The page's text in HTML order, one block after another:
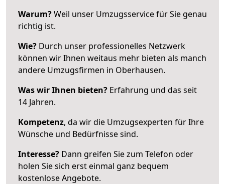
Warum?Weil unser Umzugsservice für Sie genau
richtig ist.
Wie? Durch unser professionelles Netzwerk
können wir Ihnen weitaus mehr bieten als manch
andere Umzugsfirmen in Oberhausen.
Was wir Ihnen bieten? Erfahrung und das seit
14 Jahren.
Kompetenz, da wir die Umzugsexperten für Ihre
Wünsche und Bedürfnisse sind.
Interesse? Dann greifen Sie zum Telefon oder
holen Sie sich erst einmal ganz bequem
kostenlose Angebote.